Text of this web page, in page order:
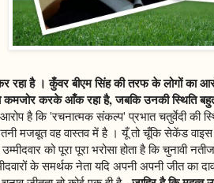
रहा है । कुँवर बीएम सिंह की तरफ के लोगों का
कमजोर करके आँक रहा है, जबकि उनकी स्थिति
है कि 'रचनात्मक संकल्प' प्रभात चतुर्वेदी की
मजबूत वह वास्तव में है । यूँ तो चूँकि सेकेंड वाइस
को पूरा पूरा भरोसा होता है कि चुनावी
के समर्थक नेता यदि अपनी अपनी जीत का